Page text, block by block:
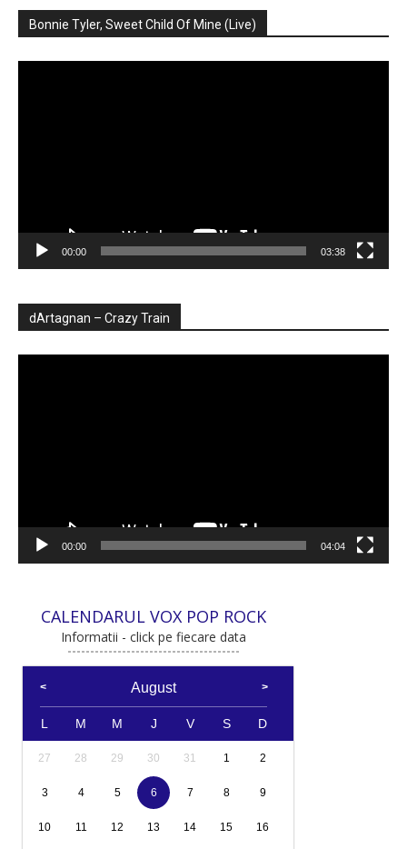
Bonnie Tyler, Sweet Child Of Mine (Live)
00:00 03:38
dArtagnan – Crazy Train
00:00 04:04
CALENDARUL VOX POP ROCK
Informatii - click pe fiecare data
August
L M M J V S D
27 28 29 30 31 1 2
3 4 5 6 7 8 9
10 11 12 13 14 15 16